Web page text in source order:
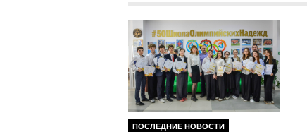
ПОСЛЕДНИЕ НОВОСТИ